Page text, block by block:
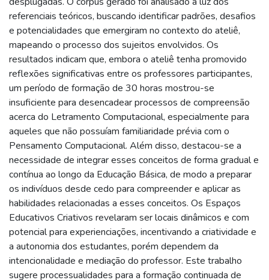
referenciais teóricos, buscando identificar padrões, desafios
e potencialidades que emergiram no contexto do ateliê,
mapeando o processo dos sujeitos envolvidos. Os
resultados indicam que, embora o ateliê tenha promovido
reflexões significativas entre os professores participantes,
um período de formação de 30 horas mostrou-se
insuficiente para desencadear processos de compreensão
acerca do Letramento Computacional, especialmente para
aqueles que não possuíam familiaridade prévia com o
Pensamento Computacional. Além disso, destacou-se a
necessidade de integrar esses conceitos de forma gradual e
contínua ao longo da Educação Básica, de modo a preparar
os indivíduos desde cedo para compreender e aplicar as
habilidades relacionadas a esses conceitos. Os Espaços
Educativos Criativos revelaram ser locais dinâmicos e com
potencial para experienciações, incentivando a criatividade e
a autonomia dos estudantes, porém dependem da
intencionalidade e mediação do professor. Este trabalho
sugere processualidades para a formação continuada de